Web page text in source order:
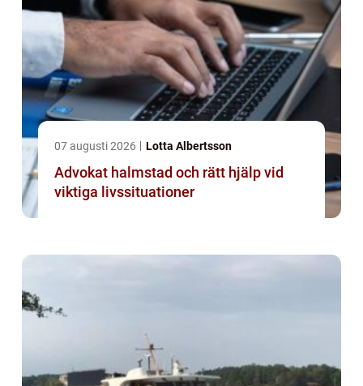
07 augusti 2026 Lotta Albertsson
Advokat halmstad och rätt hjälp vid
viktiga livssituationer